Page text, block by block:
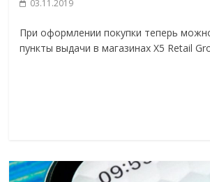
03.11.2019
При оформлении покупки теперь
пункты выдачи в магазинах X5 Retail